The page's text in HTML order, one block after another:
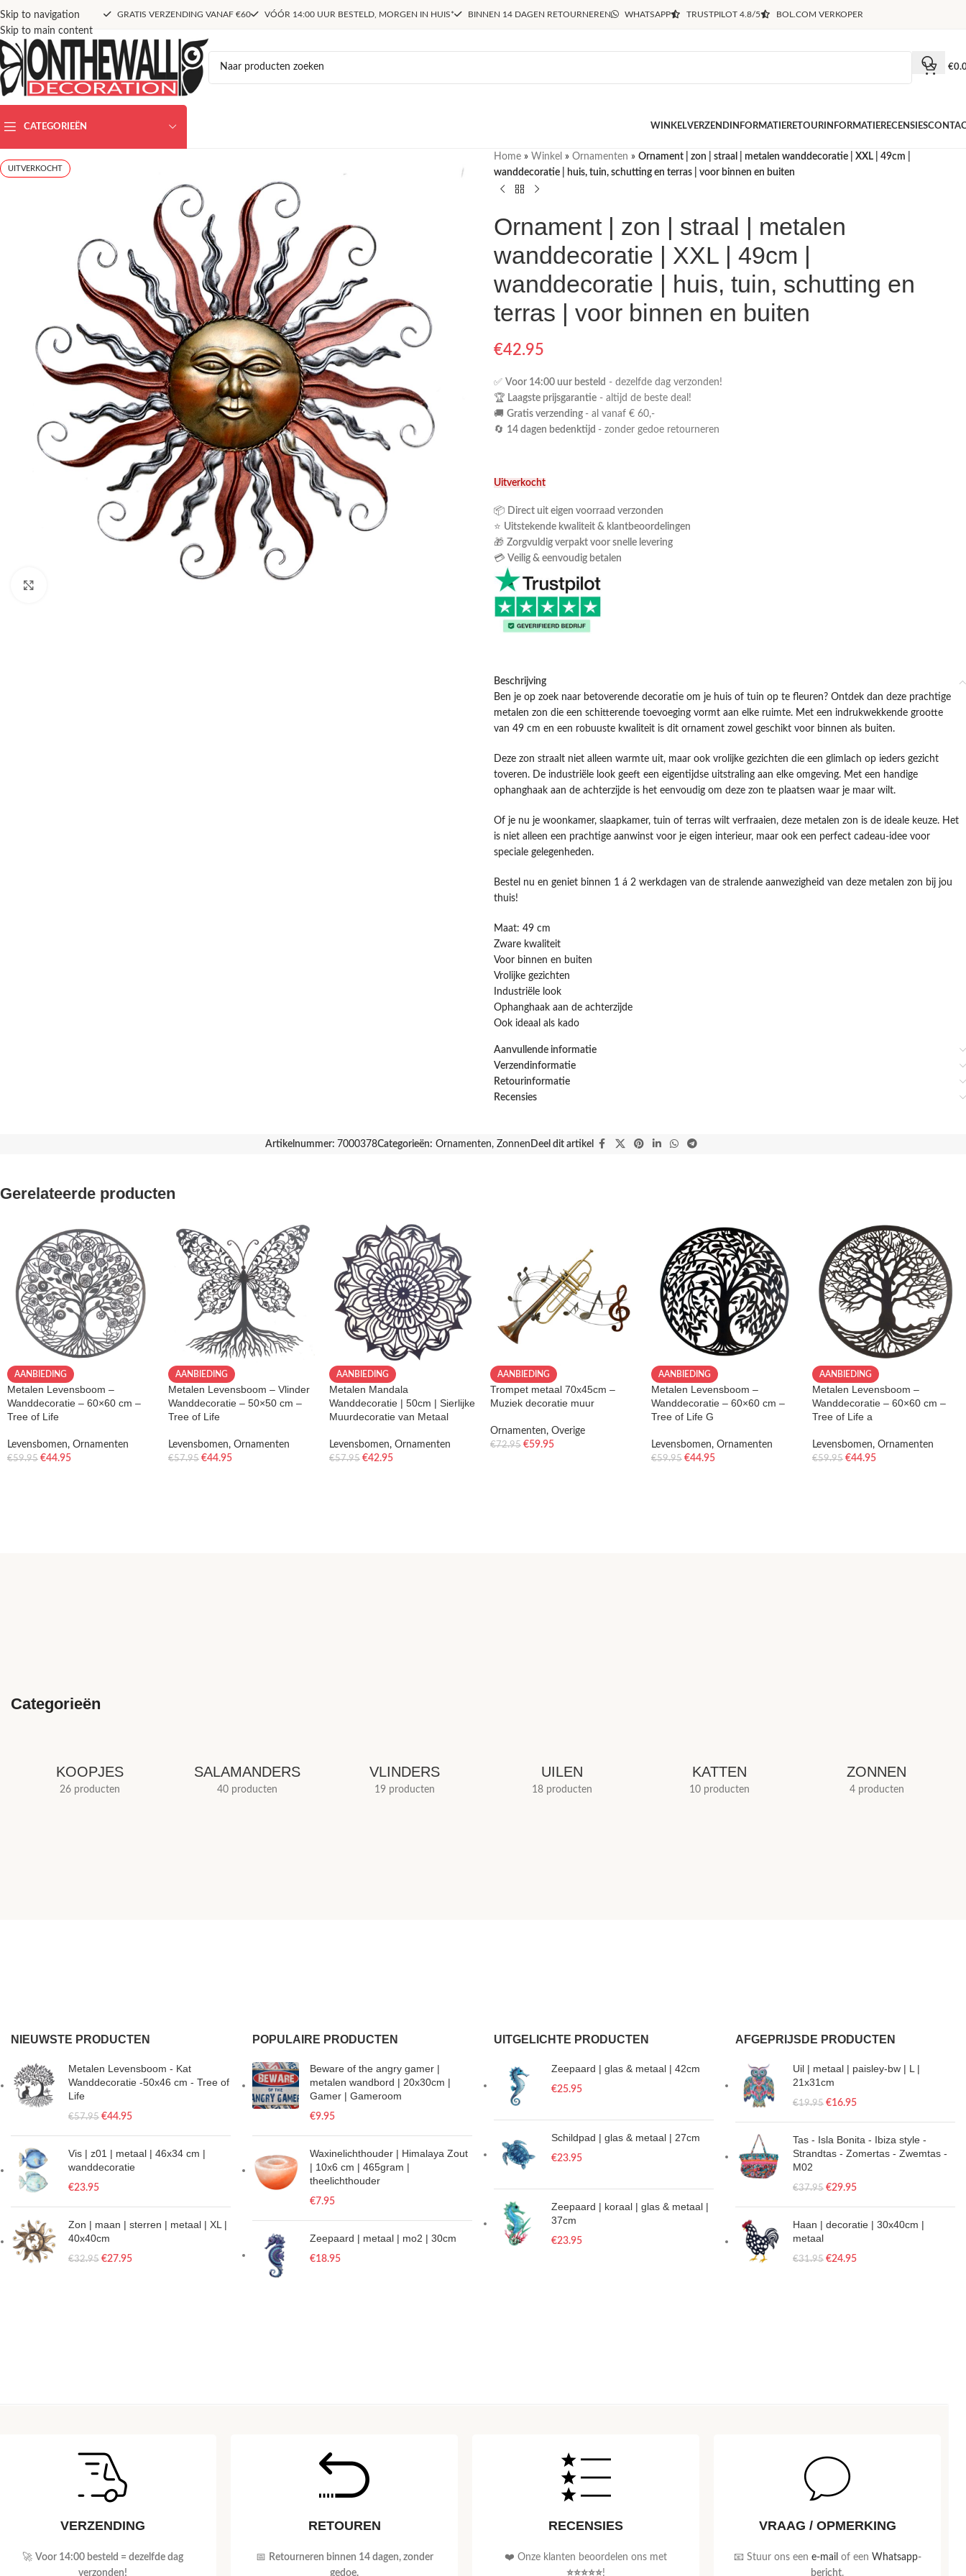
Skip to navigation
Skip to main content
GRATIS VERZENDING VANAF €60 VÓÓR 14:00 UUR BESTELD, MORGEN IN HUIS* BINNEN 14 DAGEN RETOURNEREN WHATSAPP TRUSTPILOT 4.8/5 BOL.COM VERKOPER
€
CATEGORIEËN WINKELVERZENDINFORMATIERETOURINFORMATIERECENSIES
UITVERKOCHT
Home » Winkel » Ornamenten » Ornament | zon | straal | metalen wanddecoratie | XXL | 49cm |
wanddecoratie | huis, tuin, schutting en terras | voor binnen en buiten
Ornament | zon | straal | metalen
wanddecoratie | XXL | 49cm |
wanddecoratie | huis, tuin, schutting en
terras | voor binnen en buiten
€42.95
✅ Voor 14:00 uur besteld - dezelfde dag verzonden!
🏆 Laagste prijsgarantie - altijd de beste deal!
🚚 Gratis verzending - al vanaf € 60,-
🔄 14 dagen bedenktijd - zonder gedoe retourneren
Uitverkocht
📦 Direct uit eigen voorraad verzonden
⭐ Uitstekende kwaliteit & klantbeoordelingen
🎁 Zorgvuldig verpakt voor snelle levering
💳 Veilig & eenvoudig betalen
Beschrijving
Ben je op zoek naar betoverende decoratie om je huis of tuin op te fleuren? Ontdek dan deze prachtige
metalen zon die een schitterende toevoeging vormt aan elke ruimte. Met een indrukwekkende grootte
van 49 cm en een robuuste kwaliteit is dit ornament zowel geschikt voor binnen als buiten.
Deze zon straalt niet alleen warmte uit, maar ook vrolijke gezichten die een glimlach op ieders gezicht
toveren. De industriële look geeft een eigentijdse uitstraling aan elke omgeving. Met een handige
ophanghaak aan de achterzijde is het eenvoudig om deze zon te plaatsen waar je maar wilt.
Of je nu je woonkamer, slaapkamer, tuin of terras wilt verfraaien, deze metalen zon is de ideale keuze. Het
is niet alleen een prachtige aanwinst voor je eigen interieur, maar ook een perfect cadeau-idee voor
speciale gelegenheden.
Bestel nu en geniet binnen 1 á 2 werkdagen van de stralende aanwezigheid van deze metalen zon bij jou
thuis!
Maat: 49 cm
Zware kwaliteit
Voor binnen en buiten
Vrolijke gezichten
Industriële look
Ophanghaak aan de achterzijde
Ook ideaal als kado
Aanvullende informatie
Verzendinformatie
Retourinformatie
Recensies
Artikelnummer: 7000378Categorieën: Ornamenten, Zonnen Deel dit artikel
Gerelateerde producten
AANBIEDING
Metalen Levensboom –
Wanddecoratie – 60×60 cm –
Tree of Life
Levensbomen, Ornamenten
€59.95 €44.95
AANBIEDING
Metalen Levensboom – Vlinder
Wanddecoratie – 50×50 cm –
Tree of Life
Levensbomen, Ornamenten
€57.95 €44.95
AANBIEDING
Metalen Mandala
Wanddecoratie | 50cm | Sierlijke
Muurdecoratie van Metaal
Levensbomen, Ornamenten
€57.95 €42.95
AANBIEDING
Trompet metaal 70x45cm –
Muziek decoratie muur
Ornamenten, Overige
€72.95 €59.95
AANBIEDING
Metalen Levensboom –
Wanddecoratie – 60×60 cm –
Tree of Life G
Levensbomen, Ornamenten
€59.95 €44.95
AANBIEDING
Metalen Levensboom –
Wanddecoratie – 60×60 cm –
Tree of Life a
Levensbomen, Ornamenten
€59.95 €44.95
Categorieën
KOOPJES
26 producten
SALAMANDERS
40 producten
VLINDERS
19 producten
UILEN
18 producten
KATTEN
10 producten
ZONNEN
4 producten
NIEUWSTE PRODUCTEN
Metalen Levensboom - Kat
Wanddecoratie -50x46 cm - Tree of
Life
€57.95 €44.95
Vis | z01 | metaal | 46x34 cm |
wanddecoratie
€23.95
Zon | maan | sterren | metaal | XL |
40x40cm
€32.95 €27.95
POPULAIRE PRODUCTEN
Beware of the angry gamer |
metalen wandbord | 20x30cm |
Gamer | Gameroom
€9.95
Waxinelichthouder | Himalaya Zout
| 10x6 cm | 465gram |
theelichthouder
€7.95
Zeepaard | metaal | mo2 | 30cm
€18.95
UITGELICHTE PRODUCTEN
Zeepaard | glas & metaal | 42cm
€25.95
Schildpad | glas & metaal | 27cm
€23.95
Zeepaard | koraal | glas & metaal |
37cm
€23.95
AFGEPRIJSDE PRODUCTEN
Uil | metaal | paisley-bw | L |
21x31cm
€19.95 €16.95
Tas - Isla Bonita - Ibiza style -
Strandtas - Zomertas - Zwemtas -
M02
€37.95 €29.95
Haan | decoratie | 30x40cm |
metaal
€31.95 €24.95
VERZENDING
🚀 Voor 14:00 besteld = dezelfde dag
verzonden!
RETOUREN
📅
Retourneren binnen 14 dagen, zonder
gedoe.
RECENSIES
❤️ Onze klanten beoordelen ons met
⭐⭐⭐⭐⭐!
VRAAG / OPMERKING
📧 Stuur ons een e-mail of een Whatsapp-
bericht.